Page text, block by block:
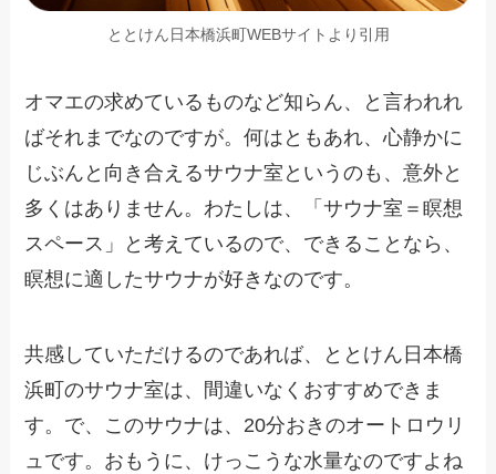
ととけん日本橋浜町WEBサイトより引用
オマエの求めているものなど知らん、と言われれ
ばそれまでなのですが。何はともあれ、心静かに
じぶんと向き合えるサウナ室というのも、意外と
多くはありません。わたしは、「サウナ室＝瞑想
スペース」と考えているので、できることなら、
瞑想に適したサウナが好きなのです。
共感していただけるのであれば、ととけん日本橋
浜町のサウナ室は、間違いなくおすすめできま
す。で、このサウナは、20分おきのオートロウリ
ュです。おもうに、けっこうな水量なのですよね